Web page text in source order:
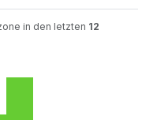
in den letzten 12